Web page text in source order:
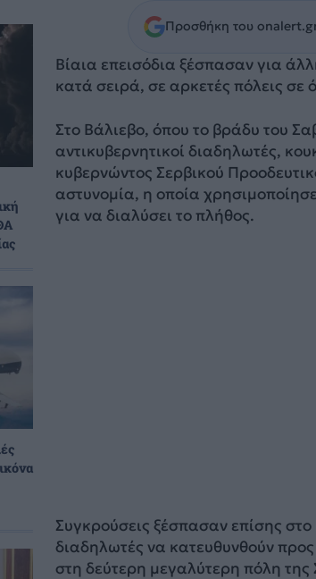
Προσθήκη του
Βίαια επεισόδια ξέσπασαν για
κατά σειρά, σε αρκετές πόλεις σε
Στο Βάλιεβο, όπου το βράδυ του
αντικυβερνητικοί διαδηλωτές,
κυβερνώντος Σερβικού
αστυνομία, η οποία
για να διαλύσει το πλήθος.
Συγκρούσεις ξέσπασαν επίσης
διαδηλωτές να κατευθυνθούν
στη δεύτερη μεγαλύτερη πόλη της